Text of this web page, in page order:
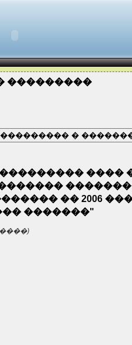
���������
����
�� 2006
�������"